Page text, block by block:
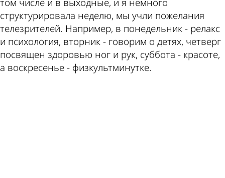
том числе и в выходные, и я немного
структурировала неделю, мы учли пожелания
телезрителей. Например, в понедельник - релакс
и психология, вторник - говорим о детях, четверг
посвящен здоровью ног и рук, суббота - красоте,
а воскресенье - физкультминутке.